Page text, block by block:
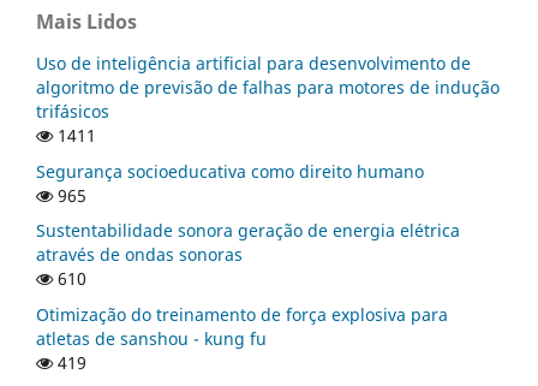
Mais Lidos
Uso de inteligência artificial para desenvolvimento de
algoritmo de previsão de falhas para motores de indução
trifásicos
1411
Segurança socioeducativa como direito humano
965
Sustentabilidade sonora geração de energia elétrica
através de ondas sonoras
610
Otimização do treinamento de força explosiva para
atletas de sanshou - kung fu
419